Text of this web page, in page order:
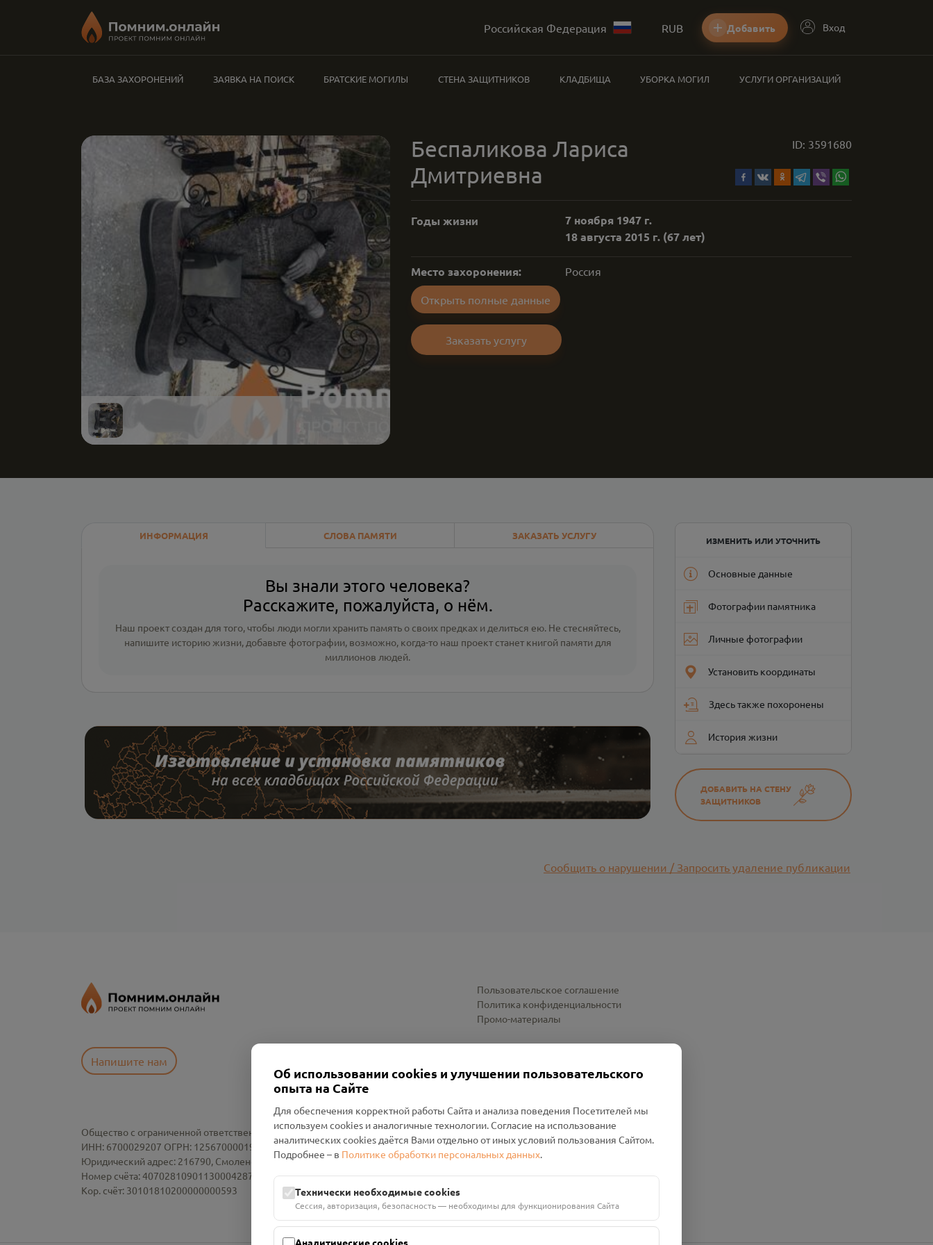
Российская Федерация RUB Добавить Вход
БАЗА ЗАХОРОНЕНИЙ ЗАЯВКА НА ПОИСК БРАТСКИЕ МОГИЛЫ СТЕНА ЗАЩИТНИКОВ КЛАДБИЩА УБОРКА МОГИЛ УСЛУГИ ОРГАНИЗАЦИЙ
Беспаликова Лариса
Дмитриевна
ID: 3591680
Годы жизни
7 ноября 1947 г.
18 августа 2015 г. (67 лет)
Место захоронения: Россия
Открыть полные данные
Заказать услугу
ИНФОРМАЦИЯ СЛОВА ПАМЯТИ ЗАКАЗАТЬ УСЛУГУ
Вы знали этого человека?
Расскажите, пожалуйста, о нём.
Наш проект создан для того, чтобы люди могли хранить память о своих предках и делиться ею. Не стесняйтесь,
напишите историю жизни, добавьте фотографии, возможно, когда-то наш проект станет книгой памяти для
миллионов людей.
ИЗМЕНИТЬ ИЛИ УТОЧНИТЬ
Основные данные
Фотографии памятника
Личные фотографии
Установить координаты
Здесь также похоронены
История жизни
ДОБАВИТЬ НА СТЕНУ
ЗАЩИТНИКОВ
Сообщить о нарушении / Запросить удаление публикации
Напишите нам
Пользовательское соглашение
Политика конфиденциальности
Промо-материалы
Общество с ограниченной ответственностью «Смоленский Проект Помним»
ИНН: 6700029207 ОГРН: 1256700001986
Юридический адрес: 216790, Смоленская область, р-н Руднянский, г. Рудня, улица Западная, д. 26А, пом. 18
Номер счёта: 40702810901130004287 в АО "АЛЬФА-БАНК"
Кор. счёт: 30101810200000000593
Об использовании cookies и улучшении пользовательского
опыта на Сайте
Для обеспечения корректной работы Сайта и анализа поведения Посетителей мы
используем cookies и аналогичные технологии. Согласие на использование
аналитических cookies даётся Вами отдельно от иных условий пользования Сайтом.
Подробнее – в Политике обработки персональных данных.
Технически необходимые cookies
Сессия, авторизация, безопасность — необходимы для функционирования Сайта
Аналитические cookies